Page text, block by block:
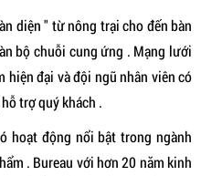
diện " từ nông trại cho đến bàn
bộ chuỗi cung ứng . Mạng lưới
hiện đại và đội ngũ nhân viên có
trợ quý khách .
hoạt động nổi bật trong ngành
. Bureau với hơn 20 năm kinh